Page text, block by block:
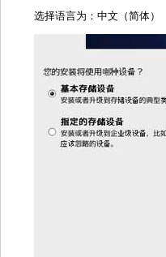
选择语言为：中文（简体）